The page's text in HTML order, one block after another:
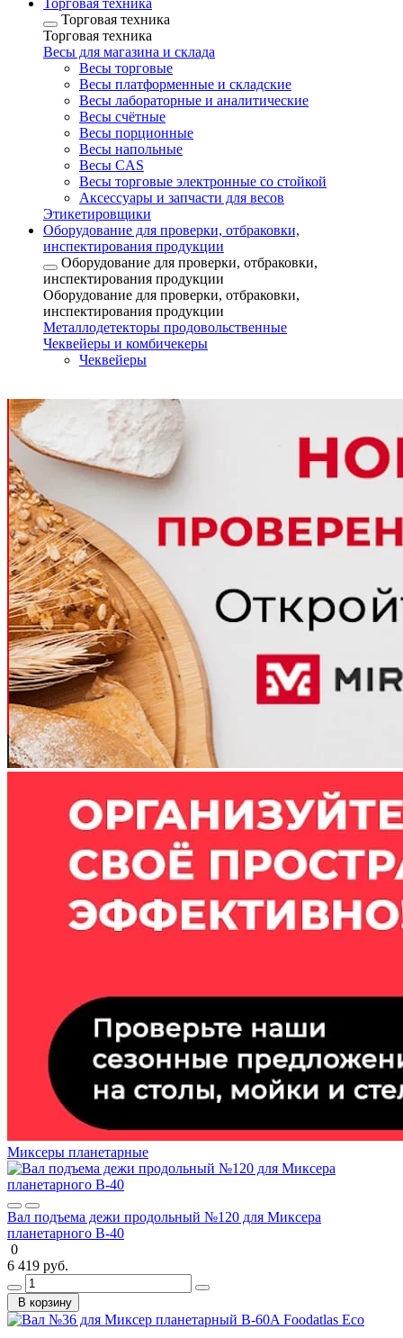
Торговая техника
Торговая техника
Торговая техника
Весы для магазина и склада
Весы торговые
Весы платформенные и складские
Весы лабораторные и аналитические
Весы счётные
Весы порционные
Весы напольные
Весы CAS
Весы торговые электронные со стойкой
Аксессуары и запчасти для весов
Этикетировщики
Оборудование для проверки, отбраковки,
инспектирования продукции
Оборудование для проверки, отбраковки,
инспектирования продукции
Оборудование для проверки, отбраковки,
инспектирования продукции
Металлодетекторы продовольственные
Чеквейеры и комбичекеры
Чеквейеры
Миксеры планетарные
Вал подъема дежи продольный №120 для Миксера
планетарного B-40
0
6 419 руб.
В корзину